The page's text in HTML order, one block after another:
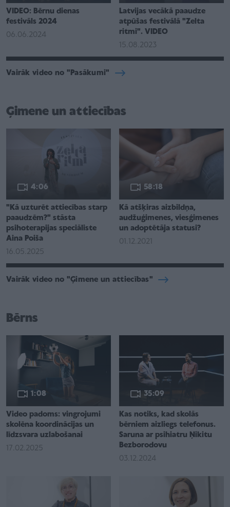
VIDEO: Bērnu dienas
festivāls 2024
06.06.2024
Latvijas vecākā paaudze
atpūšas festivālā "Zelta
ritmi". VIDEO
15.08.2023
Vairāk video no "Pasākumi"
Ģimene un attiecības
4:06
"Kā uzturēt attiecības starp
paaudzēm?" stāsta
psihoterapijas speciāliste
Aina Poiša
16.05.2025
58:18
Kā atšķiras aizbildņa,
audžuģimenes, viesģimenes
un adoptētāja statusi?
01.12.2021
Vairāk video no "Ģimene un attiecības"
Bērns
1:08
Video padoms: vingrojumi
skolēna koordinācijas un
līdzsvara uzlabošanai
17.02.2025
35:09
Kas notiks, kad skolās
bērniem aizliegs telefonus.
Saruna ar psihiatru Ņikitu
Bezborodovu
03.12.2024